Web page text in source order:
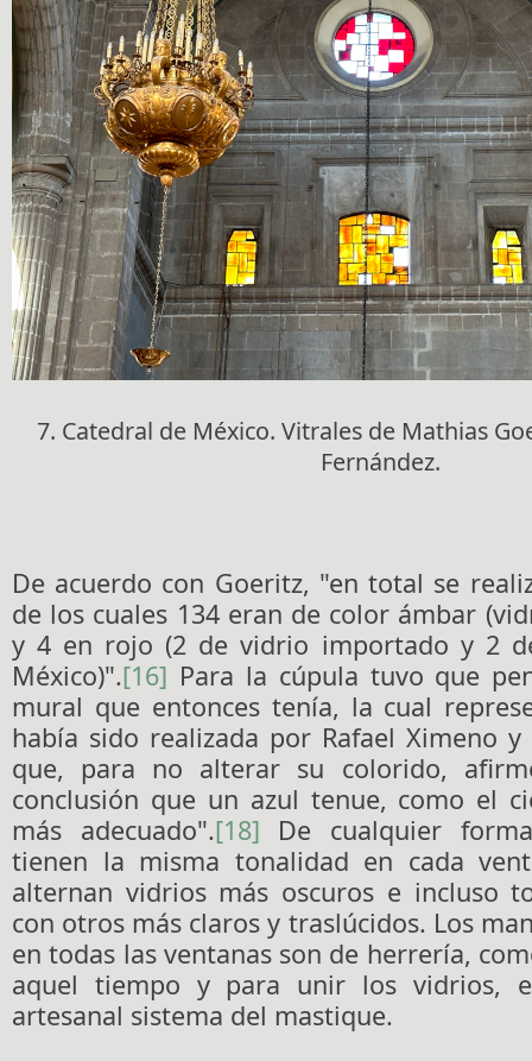
7. Catedral de México. Vitrales de Mathias
Fernández.
De acuerdo con Goeritz, "en total se
de los cuales 134 eran de color ámbar
y 4 en rojo (2 de vidrio importado y 2
México)".[16] Para la cúpula tuvo que
mural que entonces tenía, la cual
había sido realizada por Rafael Ximeno y
que, para no alterar su colorido,
conclusión que un azul tenue, como el
más adecuado".[18] De cualquier
tienen la misma tonalidad en cada
alternan vidrios más oscuros e incluso
con otros más claros y traslúcidos. Los
en todas las ventanas son de herrería,
aquel tiempo y para unir los vidrios,
artesanal sistema del mastique.